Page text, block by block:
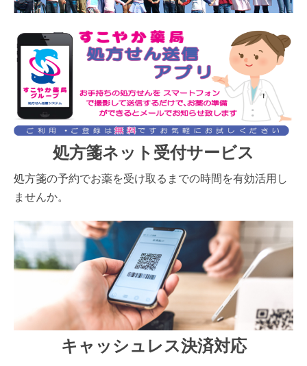
処方箋ネット受付サービス
処方箋の予約でお薬を受け取るまでの時間を有効活用し
ませんか。
キャッシュレス決済対応